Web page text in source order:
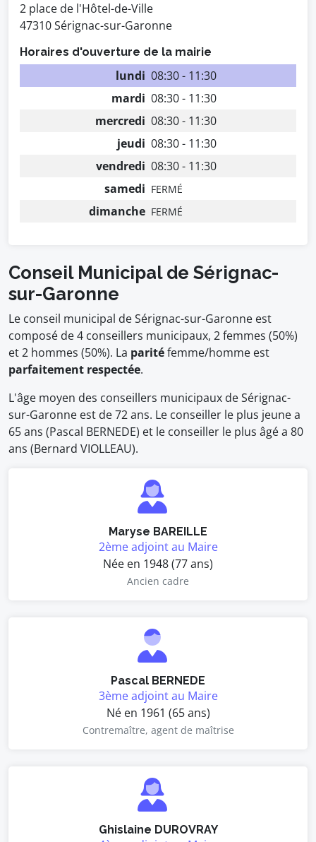
2 place de l'Hôtel-de-Ville
47310 Sérignac-sur-Garonne
Horaires d'ouverture de la mairie
lundi 08:30 - 11:30
mardi 08:30 - 11:30
mercredi 08:30 - 11:30
jeudi 08:30 - 11:30
vendredi 08:30 - 11:30
samedi FERMÉ
dimanche FERMÉ
Conseil Municipal de Sérignac-
sur-Garonne
Le conseil municipal de Sérignac-sur-Garonne est
composé de 4 conseillers municipaux, 2 femmes (50%)
et 2 hommes (50%). La paritéfemme/homme est
parfaitement respectée.
L'âge moyen des conseillers municipaux de Sérignac-
sur-Garonne est de 72 ans. Le conseiller le plus jeune a
65 ans (Pascal BERNEDE) et le conseiller le plus âgé a 80
ans (Bernard VIOLLEAU).
Maryse BAREILLE
2ème adjoint au Maire
Née en 1948 (77 ans)
Ancien cadre
Pascal BERNEDE
3ème adjoint au Maire
Né en 1961 (65 ans)
Contremaître, agent de maîtrise
Ghislaine DUROVRAY